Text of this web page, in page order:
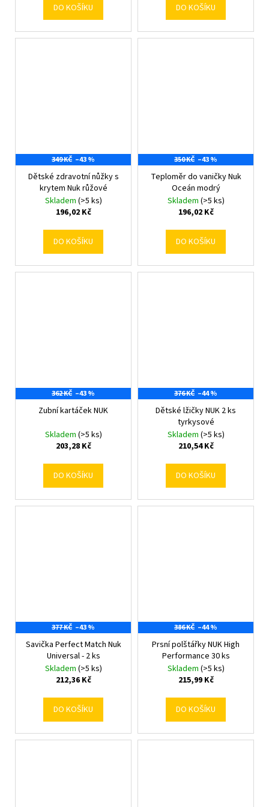
DO KOŠÍKU DO KOŠÍKU
349 KČ –43 %
Dětské zdravotní nůžky s
krytem Nuk růžové
Skladem (>5 ks)
196,02 Kč
DO KOŠÍKU
350 KČ –43 %
Teploměr do vaničky Nuk
Oceán modrý
Skladem (>5 ks)
196,02 Kč
DO KOŠÍKU
362 KČ –43 %
Zubní kartáček NUK
Skladem (>5 ks)
203,28 Kč
DO KOŠÍKU
376 KČ –44 %
Dětské lžičky NUK 2 ks
tyrkysové
Skladem (>5 ks)
210,54 Kč
DO KOŠÍKU
377 KČ –43 %
Savička Perfect Match Nuk
Universal - 2 ks
Skladem (>5 ks)
212,36 Kč
DO KOŠÍKU
386 KČ –44 %
Prsní polštářky NUK High
Performance 30 ks
Skladem (>5 ks)
215,99 Kč
DO KOŠÍKU